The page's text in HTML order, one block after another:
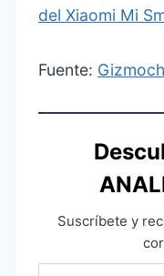
del Xiaomi Mi
Fuente:
Suscríbete y
Escribe tu correo electrónico…